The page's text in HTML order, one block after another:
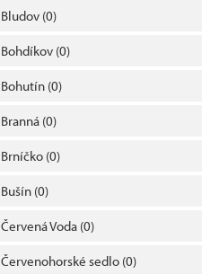
Bludov (0)
Bohdíkov (0)
Bohutín (0)
Branná (0)
Brníčko (0)
Bušín (0)
Červená Voda (0)
Červenohorské sedlo (0)